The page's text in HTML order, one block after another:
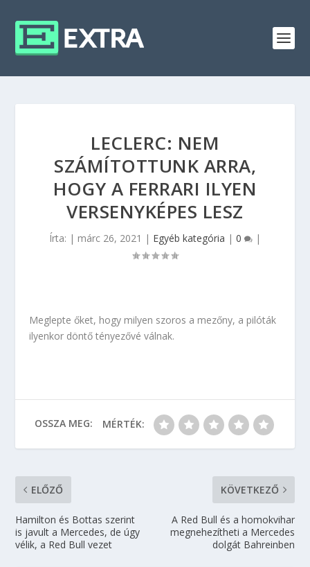
LECLERC: NEM
SZÁMÍTOTTUNK ARRA,
HOGY A FERRARI ILYEN
VERSENYKÉPES LESZ
Írta: | márc 26, 2021 | Egyéb kategória | 0 |
Meglepte őket, hogy milyen szoros a mezőny, a pilóták
ilyenkor döntő tényezővé válnak.
OSSZA MEG: MÉRTÉK:
ELŐZŐ
Hamilton és Bottas szerint
is javult a Mercedes, de úgy
vélik, a Red Bull vezet
KÖVETKEZŐ
A Red Bull és a homokvihar
megnehezítheti a Mercedes
dolgát Bahreinben